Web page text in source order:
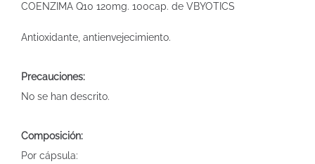
COENZIMA Q10 120mg. 100cap. de VBYOTICS
Antioxidante, antienvejecimiento.
Precauciones:
No se han descrito.
Composición:
Por cápsula: